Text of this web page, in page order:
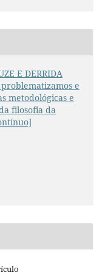
E DERRIDA
problematizamos e
metodológicas e
filosofia da